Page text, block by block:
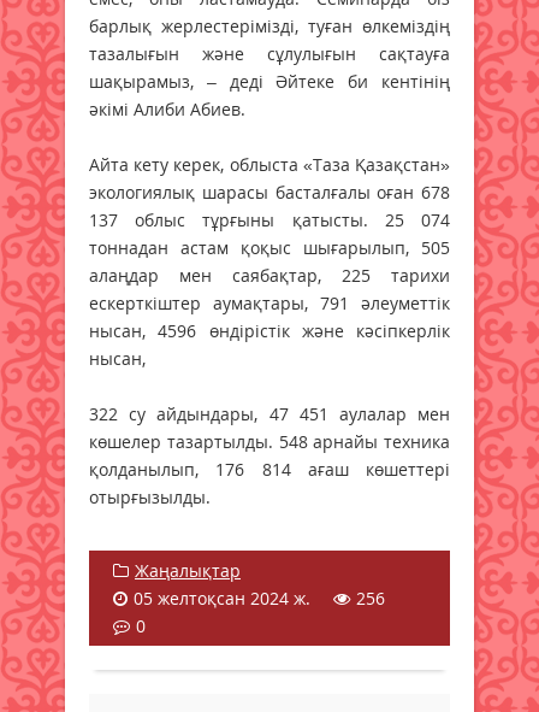
барлық жерлестерімізді, туған өлкеміздің
тазалығын және сұлулығын сақтауға
шақырамыз, – деді Әйтеке би кентінің
әкімі Алиби Абиев.
Айта кету керек, облыста «Таза Қазақстан»
экологиялық шарасы басталғалы оған 678
137 облыс тұрғыны қатысты. 25 074
тоннадан астам қоқыс шығарылып, 505
алаңдар мен саябақтар, 225 тарихи
ескерткіштер аумақтары, 791 әлеуметтік
нысан, 4596 өндірістік және кәсіпкерлік
нысан,
322 су айдындары, 47 451 аулалар мен
көшелер тазартылды. 548 арнайы техника
қолданылып, 176 814 ағаш көшеттері
отырғызылды.
Жаңалықтар
05 желтоқсан 2024 ж.
256
0